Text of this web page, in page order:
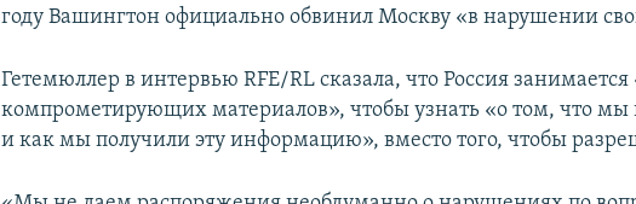
году Вашингтон официально обвинил Москву «в нарушении
Гетемюллер в интервью RFE/RL сказала, что Россия
компрометирующих материалов», чтобы узнать «о том, что мы
и как мы получили эту информацию», вместо того, чтобы